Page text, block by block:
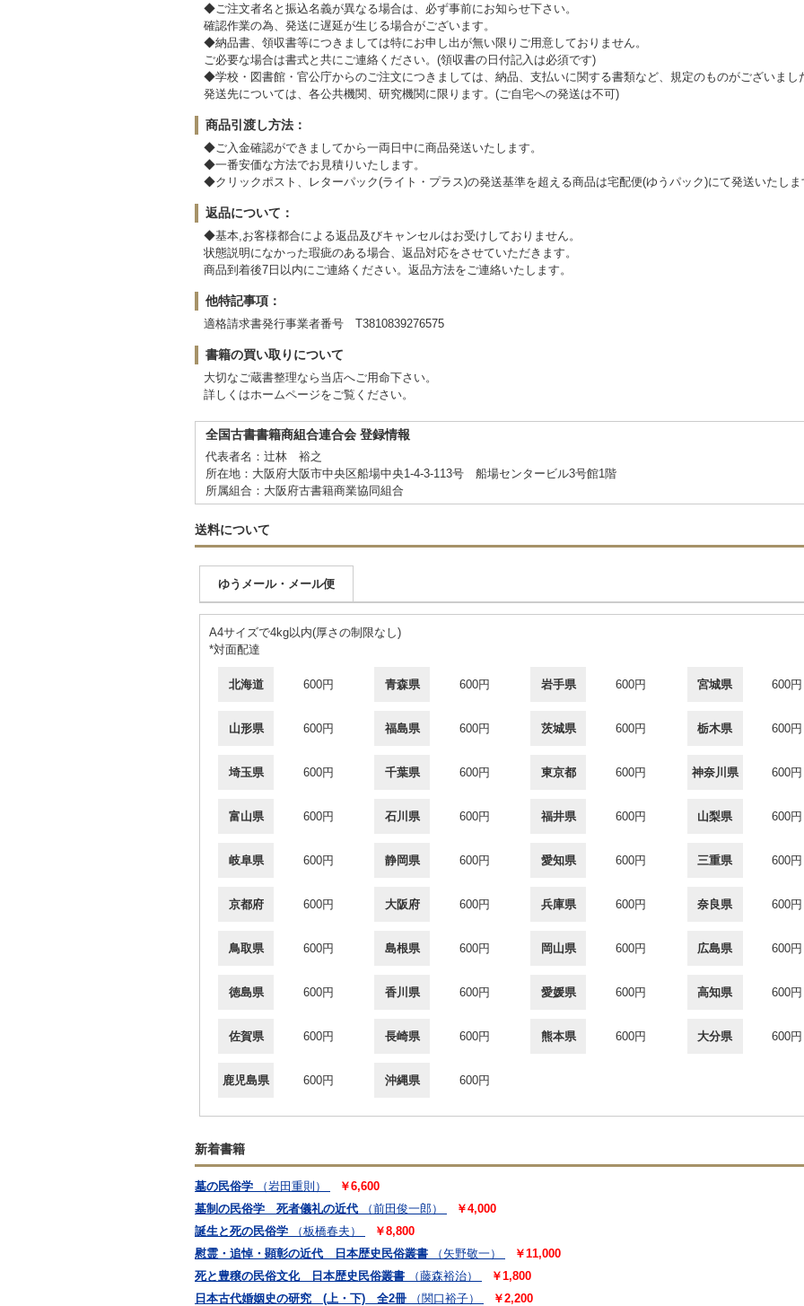
◆ご注文者名と振込名義が異なる場合は、必ず事前にお知らせ下さい。
確認作業の為、発送に遅延が生じる場合がございます。
◆納品書、領収書等につきましては特にお申し出が無い限りご用意しておりません。
ご必要な場合は書式と共にご連絡ください。(領収書の日付記入は必須です)
◆学校・図書館・官公庁からのご注文につきましては、納品、支払いに関する書類など、規定のものがございまし
発送先については、各公共機関、研究機関に限ります。(ご自宅への発送は不可)
商品引渡し方法：
◆ご入金確認ができましてから一両日中に商品発送いたします。
◆一番安価な方法でお見積りいたします。
◆クリックポスト、レターパック(ライト・プラス)の発送基準を超える商品は宅配便(ゆうパック)にて発送いたしま
返品について：
◆基本,お客様都合による返品及びキャンセルはお受けしておりません。
状態説明になかった瑕疵のある場合、返品対応をさせていただきます。
商品到着後7日以内にご連絡ください。返品方法をご連絡いたします。
他特記事項：
適格請求書発行事業者番号 T3810839276575
書籍の買い取りについて
大切なご蔵書整理なら当店へご用命下さい。
詳しくはホームページをご覧ください。
全国古書書籍商組合連合会 登録情報
代表者名：辻林 裕之
所在地：大阪府大阪市中央区船場中央1-4-3-113号 船場センタービル3号館1階
所属組合：大阪府古書籍商業協同組合
送料について
ゆうメール・メール便
A4サイズで4kg以内(厚さの制限なし)
*対面配達
北海道 600円 青森県 600円 岩手県 600円 宮城県 600円
山形県 600円 福島県 600円 茨城県 600円 栃木県 600円
埼玉県 600円 千葉県 600円 東京都 600円 神奈川県 600円
富山県 600円 石川県 600円 福井県 600円 山梨県 600円
岐阜県 600円 静岡県 600円 愛知県 600円 三重県 600円
京都府 600円 大阪府 600円 兵庫県 600円 奈良県 600円
鳥取県 600円 島根県 600円 岡山県 600円 広島県 600円
徳島県 600円 香川県 600円 愛媛県 600円 高知県 600円
佐賀県 600円 長崎県 600円 熊本県 600円 大分県 600円
鹿児島県 600円 沖縄県 600円
新着書籍
墓の民俗学 （岩田重則）
￥6,600
墓制の民俗学 死者儀礼の近代
（前田俊一郎）
￥4,000
誕生と死の民俗学
（板橋春夫）
￥8,800
慰霊・追悼・顕彰の近代 日本歴史民俗叢書
（矢野敬一）
￥11,000
死と豊穣の民俗文化 日本歴史民俗叢書
（藤森裕治）
￥1,800
日本古代婚姻史の研究 (上・下) 全2冊
（関口裕子） ￥2,200